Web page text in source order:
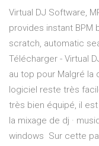
Virtual DJ Software,
provides instant BPM
scratch, automatic
Télécharger - Virtual
au top pour Malgré
logiciel reste très
très bien équipé, il
la mixage de dj ·
windows Sur cette